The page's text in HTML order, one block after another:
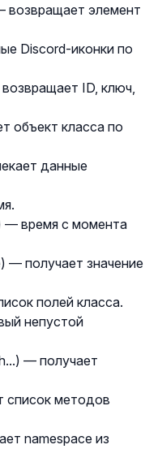
возвращает элемент
Discord-иконки по
ID, ключ,
объект класса по
данные
— время с момента
— получает значение
полей класса.
непустой
— получает
список методов
namespace из